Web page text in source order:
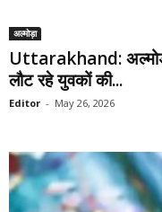
अल्मोड़ा
Uttarakhand:
लौट रहे युवकों की...
Editor - May 26, 2026